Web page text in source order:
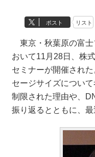
ポスト リスト
東京・秋葉原の富士
おいて11月28日、株
セミナーが開催され
セージサイズについ
制限された理由や、
振り返るとともに、